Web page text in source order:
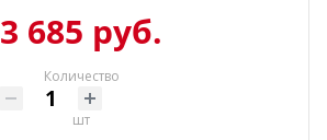
3 685 руб.
Количество
шт